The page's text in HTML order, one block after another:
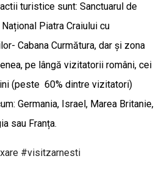
turistice sunt: Sanctuarul de
Piatra Craiului cu
Cabana Curmătura, dar și zona
pe lângă vizitatorii români, cei
(peste 60% dintre vizitatori)
Germania, Israel, Marea Britanie,
sau Franța.
#visitzarnesti